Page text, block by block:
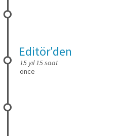
Editör'den
15 yıl 15 saat
önce